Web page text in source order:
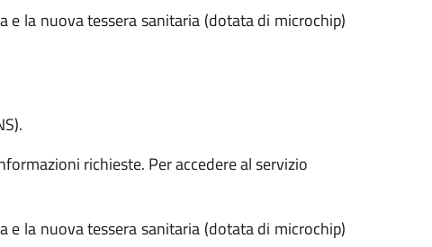
la nuova tessera sanitaria (dotata di microchip)
richieste. Per accedere al servizio
la nuova tessera sanitaria (dotata di microchip)